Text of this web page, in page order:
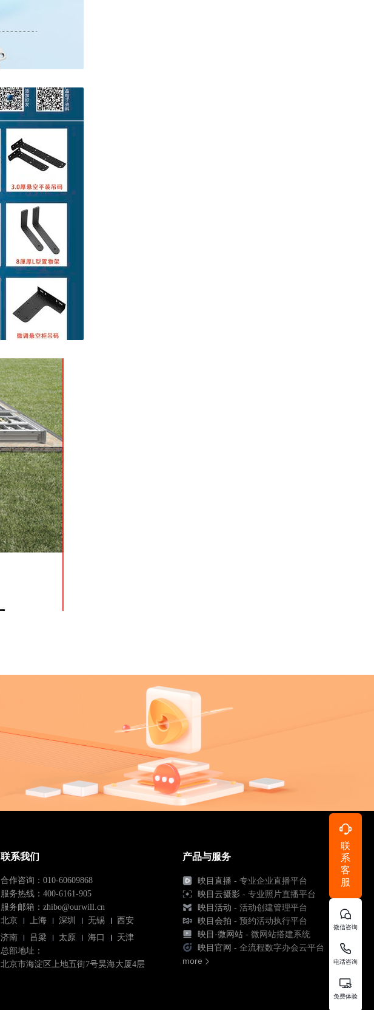
联系我们
合作咨询：010-60609868
服务热线：400-6161-905
服务邮箱：zhibo@ourwill.cn
北京
上海 深圳 无锡
西安
济南
吕梁 太原 海口
天津
总部地址：
北京市海淀区上地五街7号昊海大厦4层
产品与服务
映目直播 - 专业企业直播平台
映目云摄影 - 专业照片直播平台
映目活动 - 活动创建管理平台
映目会拍 - 预约活动执行平台
映目·微网站 - 微网站搭建系统
映目官网 - 全流程数字办会云平台
more
联
系
客
服
微信咨询
电话咨询
免费体验